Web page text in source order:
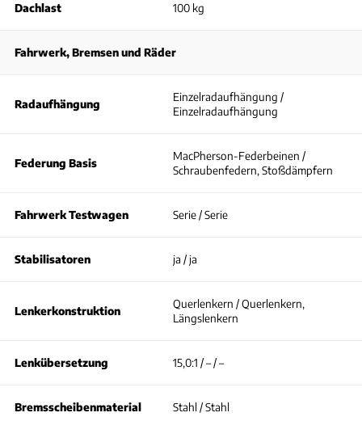
Dachlast 100 kg
Fahrwerk, Bremsen und Räder
Radaufhängung
Einzelradaufhängung /
Einzelradaufhängung
Federung Basis
MacPherson-Federbeinen /
Schraubenfedern, Stoßdämpfern
Fahrwerk Testwagen Serie / Serie
Stabilisatoren ja / ja
Lenkerkonstruktion
Querlenkern / Querlenkern,
Längslenkern
Lenkübersetzung 15,0:1 / – / –
Bremsscheibenmaterial Stahl / Stahl